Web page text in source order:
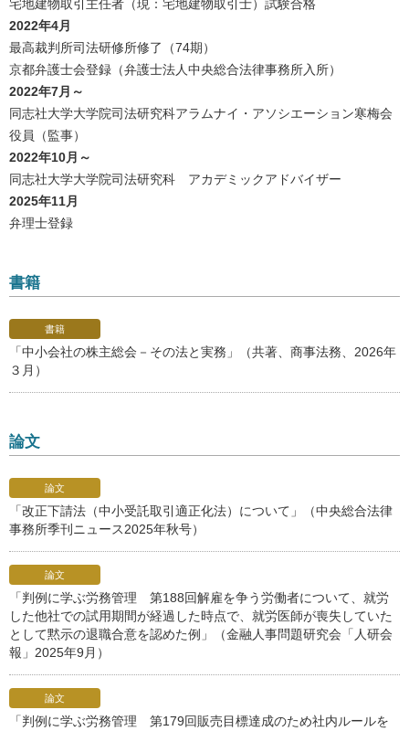
宅地建物取引主任者（現：宅地建物取引士）試験合格
2022年4月
最高裁判所司法研修所修了（74期）
京都弁護士会登録（弁護士法人中央総合法律事務所入所）
2022年7月～
同志社大学大学院司法研究科アラムナイ・アソシエーション寒梅会
役員（監事）
2022年10月～
同志社大学大学院司法研究科 アカデミックアドバイザー
2025年11月
弁理士登録
書籍
書籍
「中小会社の株主総会－その法と実務」（共著、商事法務、2026年
３月）
論文
論文
「改正下請法（中小受託取引適正化法）について」（中央総合法律
事務所季刊ニュース2025年秋号）
論文
「判例に学ぶ労務管理 第188回解雇を争う労働者について、就労
した他社での試用期間が経過した時点で、就労医師が喪失していた
として黙示の退職合意を認めた例」（金融人事問題研究会「人研会
報」2025年9月）
論文
「判例に学ぶ労務管理 第179回販売目標達成のため社内ルールを